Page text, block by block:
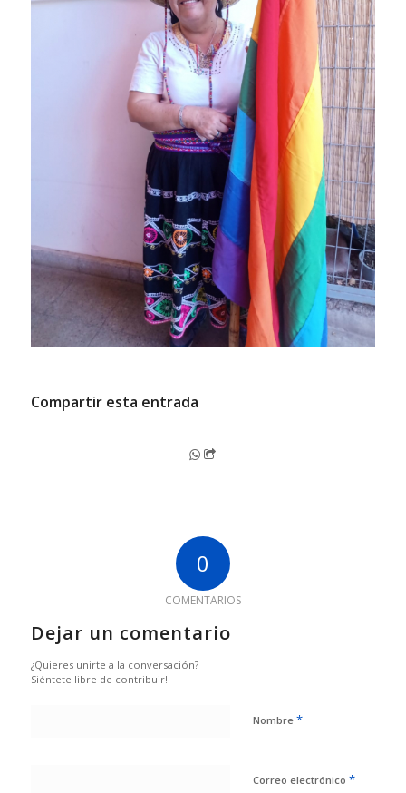
Compartir esta entrada
0
COMENTARIOS
Dejar un comentario
¿Quieres unirte a la conversación?
Siéntete libre de contribuir!
Nombre *
Correo electrónico *